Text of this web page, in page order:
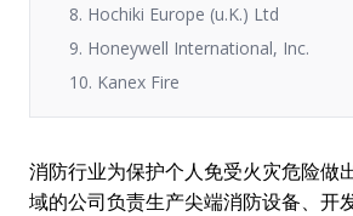
8. Hochiki Europe (u.K.) Ltd
9. Honeywell International, Inc.
10. Kanex Fire
消防行业为保护个人免受火灾危险做
域的公司负责生产尖端消防设备、开